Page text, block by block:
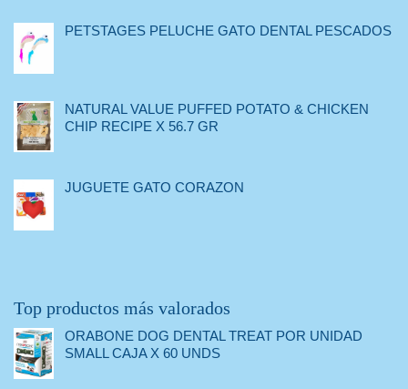
PETSTAGES PELUCHE GATO DENTAL PESCADOS
NATURAL VALUE PUFFED POTATO & CHICKEN
CHIP RECIPE X 56.7 GR
JUGUETE GATO CORAZON
Top productos más valorados
ORABONE DOG DENTAL TREAT POR UNIDAD
SMALL CAJA X 60 UNDS